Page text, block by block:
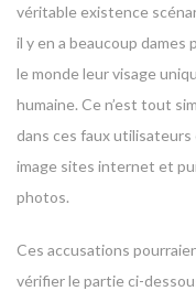
véritable existence
il y en a beaucoup
le monde leur visage
humaine. Ce n’est tout
dans ces faux
image sites internet et
photos.
Ces accusations
vérifier le partie ci-